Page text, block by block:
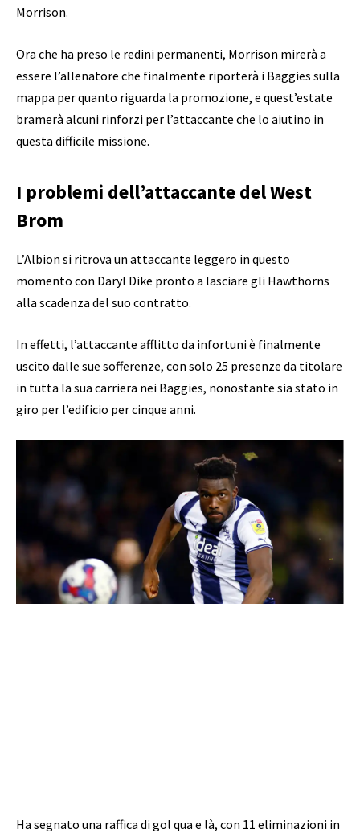
Morrison.
Ora che ha preso le redini permanenti, Morrison mirerà a
essere l’allenatore che finalmente riporterà i Baggies sulla
mappa per quanto riguarda la promozione, e quest’estate
bramerà alcuni rinforzi per l’attaccante che lo aiutino in
questa difficile missione.
I problemi dell’attaccante del West
Brom
L’Albion si ritrova un attaccante leggero in questo
momento con Daryl Dike pronto a lasciare gli Hawthorns
alla scadenza del suo contratto.
In effetti, l’attaccante afflitto da infortuni è finalmente
uscito dalle sue sofferenze, con solo 25 presenze da titolare
in tutta la sua carriera nei Baggies, nonostante sia stato in
giro per l’edificio per cinque anni.
Ha segnato una raffica di gol qua e là, con 11 eliminazioni in